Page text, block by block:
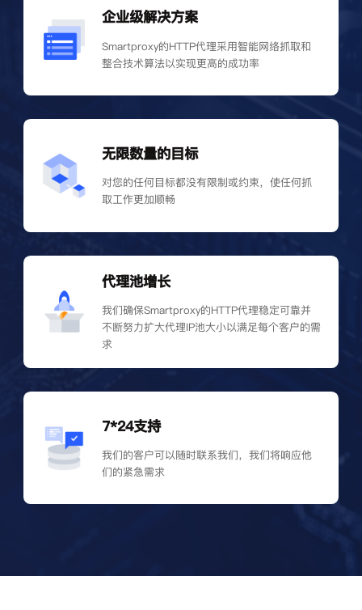
企业级解决方案
Smartproxy的HTTP代理采用智能网络抓取和
整合技术算法以实现更高的成功率
无限数量的目标
对您的任何目标都没有限制或约束，使任何抓
取工作更加顺畅
代理池增长
我们确保Smartproxy的HTTP代理稳定可靠并
不断努力扩大代理IP池大小以满足每个客户的需
求
7*24支持
我们的客户可以随时联系我们，我们将响应他
们的紧急需求